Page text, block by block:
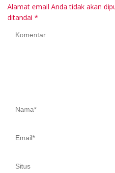
Alamat email Anda tidak akan
ditandai *